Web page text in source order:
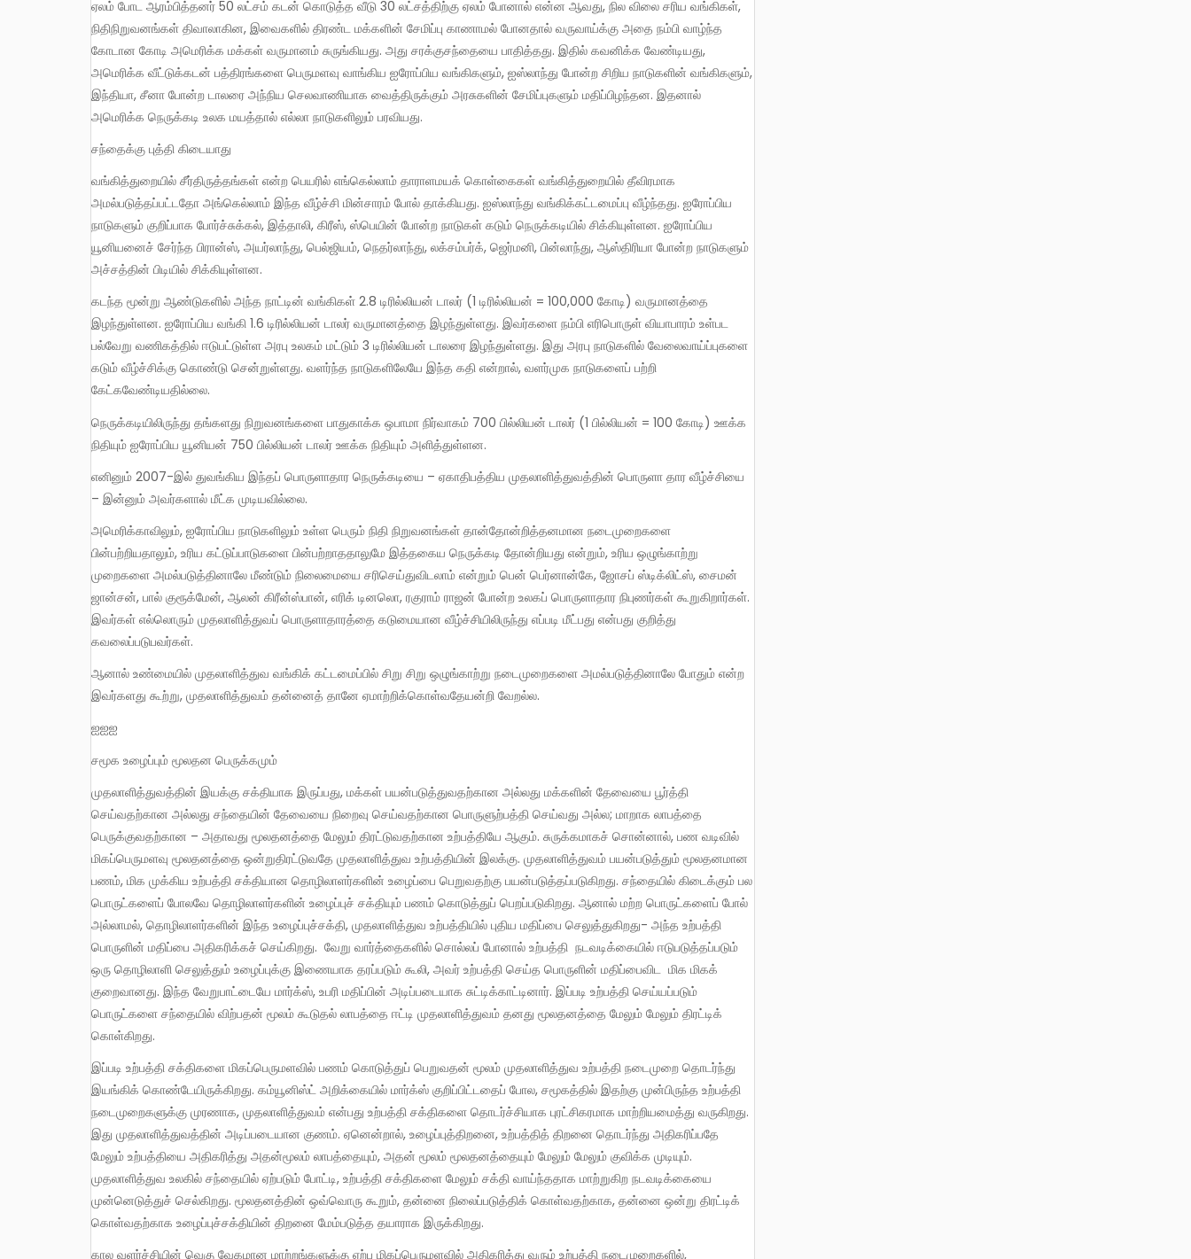
ஏலம் போட ஆரம்பித்தனர் 50 லட்சம் கடன் கொடுத்த வீடு 30 லட்சத்திற்கு ஏலம் போனால் என்ன ஆவது, நில விலை சரிய வங்கிகள்,
நிதிநிறுவனங்கள் திவாலாகின, இவைகளில் திரண்ட மக்களின் சேமிப்பு காணாமல் போனதால் வருவாய்க்கு அதை நம்பி வாழ்ந்த
கோடான கோடி அமெரிக்க மக்கள் வருமானம் சுருங்கியது. அது சரக்குசந்தையை பாதித்தது. இதில் கவனிக்க வேண்டியது,
அமெரிக்க வீட்டுக்கடன் பத்திரங்களை பெருமளவு வாங்கிய ஐரோப்பிய வங்கிகளும், ஐஸ்லாந்து போன்ற சிறிய நாடுகளின் வங்கிகளும்,
இந்தியா, சீனா போன்ற டாலரை அந்நிய செலவாணியாக வைத்திருக்கும் அரசுகளின் சேமிப்புகளும் மதிப்பிழந்தன. இதனால்
அமெரிக்க நெருக்கடி உலக மயத்தால் எல்லா நாடுகளிலும் பரவியது.
சந்தைக்கு புத்தி கிடையாது
வங்கித்துறையில் சீர்திருத்தங்கள் என்ற பெயரில் எங்கெல்லாம் தாராளமயக் கொள்கைகள் வங்கித்துறையில் தீவிரமாக
அமல்படுத்தப்பட்டதோ அங்கெல்லாம் இந்த வீழ்ச்சி மின்சாரம் போல் தாக்கியது. ஐஸ்லாந்து வங்கிக்கட்டமைப்பு வீழ்ந்தது. ஐரோப்பிய
நாடுகளும் குறிப்பாக போர்ச்சுக்கல், இத்தாலி, கிரீஸ், ஸ்பெயின் போன்ற நாடுகள் கடும் நெருக்கடியில் சிக்கியுள்ளன. ஐரோப்பிய
யூனியனைச் சேர்ந்த பிரான்ஸ், அயர்லாந்து, பெல்ஜியம், நெதர்லாந்து, லக்சம்பர்க், ஜெர்மனி, பின்லாந்து, ஆஸ்திரியா போன்ற நாடுகளும்
அச்சத்தின் பிடியில் சிக்கியுள்ளன.
கடந்த மூன்று ஆண்டுகளில் அந்த நாட்டின் வங்கிகள் 2.8 டிரில்லியன் டாலர் (1 டிரில்லியன் = 100,000 கோடி) வருமானத்தை
இழந்துள்ளன. ஐரோப்பிய வங்கி 1.6 டிரில்லியன் டாலர் வருமானத்தை இழந்துள்ளது. இவர்களை நம்பி எரிபொருள் வியாபாரம் உள்பட
பல்வேறு வணிகத்தில் ஈடுபட்டுள்ள அரபு உலகம் மட்டும் 3 டிரில்லியன் டாலரை இழந்துள்ளது. இது அரபு நாடுகளில் வேலைவாய்ப்புகளை
கடும் வீழ்ச்சிக்கு கொண்டு சென்றுள்ளது. வளர்ந்த நாடுகளிலேயே இந்த கதி என்றால், வளர்முக நாடுகளைப் பற்றி
கேட்கவேண்டியதில்லை.
நெருக்கடியிலிருந்து தங்களது நிறுவனங்களை பாதுகாக்க ஒபாமா நிர்வாகம் 700 பில்லியன் டாலர் (1 பில்லியன் = 100 கோடி) ஊக்க
நிதியும் ஐரோப்பிய யூனியன் 750 பில்லியன் டாலர் ஊக்க நிதியும் அளித்துள்ளன.
எனினும் 2007-இல் துவங்கிய இந்தப் பொருளாதார நெருக்கடியை – ஏகாதிபத்திய முதலாளித்துவத்தின் பொருளா தார வீழ்ச்சியை
– இன்னும் அவர்களால் மீட்க முடியவில்லை.
அமெரிக்காவிலும், ஐரோப்பிய நாடுகளிலும் உள்ள பெரும் நிதி நிறுவனங்கள் தான்தோன்றித்தனமான நடைமுறைகளை
பின்பற்றியதாலும், உரிய கட்டுப்பாடுகளை பின்பற்றாததாலுமே இத்தகைய நெருக்கடி தோன்றியது என்றும், உரிய ஒழுங்காற்று
முறைகளை அமல்படுத்தினாலே மீண்டும் நிலைமையை சரிசெய்துவிடலாம் என்றும் பென் பெர்னான்கே, ஜோசப் ஸ்டிக்லிட்ஸ், சைமன்
ஜான்சன், பால் குரூக்மேன், ஆலன் கிரீன்ஸ்பான், எரிக் டினலொ, ரகுராம் ராஜன் போன்ற உலகப் பொருளாதார நிபுணர்கள் கூறுகிறார்கள்.
இவர்கள் எல்லொரும் முதலாளித்துவப் பொருளாதாரத்தை கடுமையான வீழ்ச்சியிலிருந்து எப்படி மீட்பது என்பது குறித்து
கவலைப்படுபவர்கள்.
ஆனால் உண்மையில் முதலாளித்துவ வங்கிக் கட்டமைப்பில் சிறு சிறு ஒழுங்காற்று நடைமுறைகளை அமல்படுத்தினாலே போதும் என்ற
இவர்களது கூற்று, முதலாளித்துவம் தன்னைத் தானே ஏமாற்றிக்கொள்வதேயன்றி வேறல்ல.
ஐஐஐ
சமூக உழைப்பும் மூலதன பெருக்கமும்
முதலாளித்துவத்தின் இயக்கு சக்தியாக இருப்பது, மக்கள் பயன்படுத்துவதற்கான அல்லது மக்களின் தேவையை பூர்த்தி
செய்வதற்கான அல்லது சந்தையின் தேவையை நிறைவு செய்வதற்கான பொருளுற்பத்தி செய்வது அல்ல; மாறாக லாபத்தை
பெருக்குவதற்கான – அதாவது மூலதனத்தை மேலும் திரட்டுவதற்கான உற்பத்தியே ஆகும். சுருக்கமாகச் சொன்னால், பண வடிவில்
மிகப்பெருமளவு மூலதனத்தை ஒன்றுதிரட்டுவதே முதலாளித்துவ உற்பத்தியின் இலக்கு. முதலாளித்துவம் பயன்படுத்தும் மூலதனமான
பணம், மிக முக்கிய உற்பத்தி சக்தியான தொழிலாளர்களின் உழைப்பை பெறுவதற்கு பயன்படுத்தப்படுகிறது. சந்தையில் கிடைக்கும் பல
பொருட்களைப் போலவே தொழிலாளர்களின் உழைப்புச் சக்தியும் பணம் கொடுத்துப் பெறப்படுகிறது. ஆனால் மற்ற பொருட்களைப் போல்
அல்லாமல், தொழிலாளர்களின் இந்த உழைப்புச்சக்தி, முதலாளித்துவ உற்பத்தியில் புதிய மதிப்பை செலுத்துகிறது- அந்த உற்பத்தி
பொருளின் மதிப்பை அதிகரிக்கச் செய்கிறது. வேறு வார்த்தைகளில் சொல்லப் போனால் உற்பத்தி நடவடிக்கையில் ஈடுபடுத்தப்படும்
ஒரு தொழிலாளி செலுத்தும் உழைப்புக்கு இணையாக தரப்படும் கூலி, அவர் உற்பத்தி செய்த பொருளின் மதிப்பைவிட மிக மிகக்
குறைவானது. இந்த வேறுபாட்டையே மார்க்ஸ், உபரி மதிப்பின் அடிப்படையாக சுட்டிக்காட்டினார். இப்படி உற்பத்தி செய்யப்படும்
பொருட்களை சந்தையில் விற்பதன் மூலம் கூடுதல் லாபத்தை ஈட்டி முதலாளித்துவம் தனது மூலதனத்தை மேலும் மேலும் திரட்டிக்
கொள்கிறது.
இப்படி உற்பத்தி சக்திகளை மிகப்பெருமளவில் பணம் கொடுத்துப் பெறுவதன் மூலம் முதலாளித்துவ உற்பத்தி நடைமுறை தொடர்ந்து
இயங்கிக் கொண்டேயிருக்கிறது. கம்யூனிஸ்ட் அறிக்கையில் மார்க்ஸ் குறிப்பிட்டதைப் போல, சமூகத்தில் இதற்கு முன்பிருந்த உற்பத்தி
நடைமுறைகளுக்கு முரணாக, முதலாளித்துவம் என்பது உற்பத்தி சக்திகளை தொடர்ச்சியாக புரட்சிகரமாக மாற்றியமைத்து வருகிறது.
இது முதலாளித்துவத்தின் அடிப்படையான குணம். ஏனென்றால், உழைப்புத்திறனை, உற்பத்தித் திறனை தொடர்ந்து அதிகரிப்பதே
மேலும் உற்பத்தியை அதிகரித்து அதன்மூலம் லாபத்தையும், அதன் மூலம் மூலதனத்தையும் மேலும் மேலும் குவிக்க முடியும்.
முதலாளித்துவ உலகில் சந்தையில் ஏற்படும் போட்டி, உற்பத்தி சக்திகளை மேலும் சக்தி வாய்ந்ததாக மாற்றுகிற நடவடிக்கையை
முன்னெடுத்துச் செல்கிறது. மூலதனத்தின் ஒவ்வொரு கூறும், தன்னை நிலைப்படுத்திக் கொள்வதற்காக, தன்னை ஒன்று திரட்டிக்
கொள்வதற்காக உழைப்புச்சக்தியின் திறனை மேம்படுத்த தயாராக இருக்கிறது.
கால வளர்ச்சியின் வெகு வேகமான மாற்றங்களுக்கு ஏற்ப மிகப்பெருமளவில் அதிகரித்து வரும் உற்பத்தி நடைமுறைகளில்,